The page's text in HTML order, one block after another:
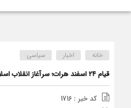
خانه اخبار سیاسی
قیام ۲۴ اسفند هرات؛ سرآغاز انقلاب اسلامی افغانستان
کد خبر : 1716